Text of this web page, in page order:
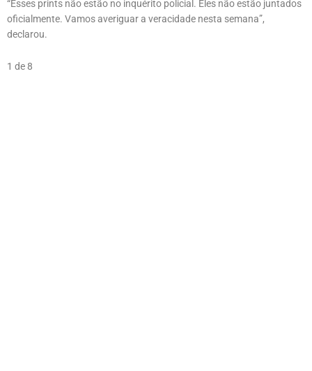
“Esses prints não estão no inquérito policial. Eles não estão juntados
oficialmente. Vamos averiguar a veracidade nesta semana”,
declarou.
1 de 8